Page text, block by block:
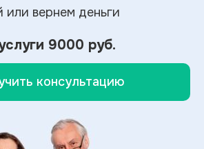
или вернем деньги
9000 руб.
консультацию